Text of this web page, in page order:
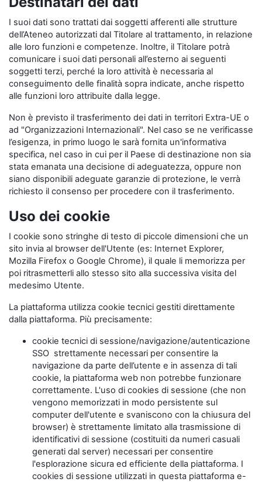
I suoi dati sono trattati dai soggetti afferenti alle strutture
dell’Ateneo autorizzati dal Titolare al trattamento, in relazione
alle loro funzioni e competenze. Inoltre, il Titolare potrà
comunicare i suoi dati personali all’esterno ai seguenti
soggetti terzi, perché la loro attività è necessaria al
conseguimento delle finalità sopra indicate, anche rispetto
alle funzioni loro attribuite dalla legge.
Non è previsto il trasferimento dei dati in territori Extra-UE o
ad "Organizzazioni Internazionali". Nel caso se ne verificasse
l’esigenza, in primo luogo le sarà fornita un'informativa
specifica, nel caso in cui per il Paese di destinazione non sia
stata emanata una decisione di adeguatezza, oppure non
siano disponibili adeguate garanzie di protezione, le verrà
richiesto il consenso per procedere con il trasferimento.
Uso dei cookie
I cookie sono stringhe di testo di piccole dimensioni che un
sito invia al browser dell'Utente (es: Internet Explorer,
Mozilla Firefox o Google Chrome), il quale li memorizza per
poi ritrasmetterli allo stesso sito alla successiva visita del
medesimo Utente.
La piattaforma utilizza cookie tecnici gestiti direttamente
dalla piattaforma. Più precisamente:
cookie tecnici di sessione/navigazione/autenticazione
SSO strettamente necessari per consentire la
navigazione da parte dell’utente e in assenza di tali
cookie, la piattaforma web non potrebbe funzionare
correttamente. L'uso di cookies di sessione (che non
vengono memorizzati in modo persistente sul
computer dell'utente e svaniscono con la chiusura del
browser) è strettamente limitato alla trasmissione di
identificativi di sessione (costituiti da numeri casuali
generati dal server) necessari per consentire
l'esplorazione sicura ed efficiente della piattaforma. I
cookies di sessione utilizzati in questa piattaforma e-